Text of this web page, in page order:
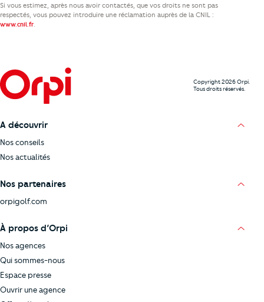
Si vous estimez, après nous avoir contactés, que vos droits ne sont pas
respectés, vous pouvez introduire une réclamation auprès de la CNIL :
www.cnil.fr.
Copyright 2026 Orpi.
Tous droits réservés.
A découvrir
Nos conseils
Nos actualités
Nos partenaires
orpigolf.com
À propos d’Orpi
Nos agences
Qui sommes-nous
Espace presse
Ouvrir une agence